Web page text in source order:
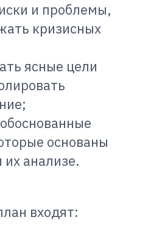
и проблемы,
кризисных
ясные цели
основаны
анализе.
входят: